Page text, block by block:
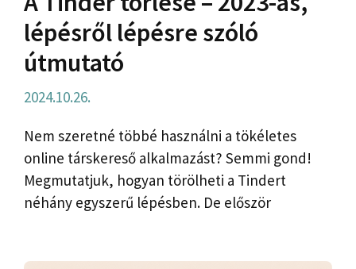
lépésről lépésre szóló
útmutató
2024.10.26.
Nem szeretné többé használni a tökéletes
online társkereső alkalmazást? Semmi gond!
Megmutatjuk, hogyan törölheti a Tindert
néhány egyszerű lépésben. De először